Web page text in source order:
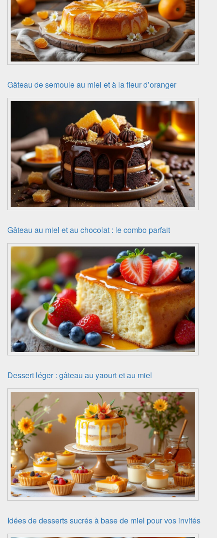
Gâteau de semoule au miel et à la fleur d’oranger
Gâteau au miel et au chocolat : le combo parfait
Dessert léger : gâteau au yaourt et au miel
Idées de desserts sucrés à base de miel pour vos invités